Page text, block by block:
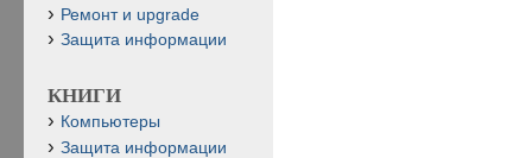
Ремонт и upgrade
Защита информации
КНИГИ
Компьютеры
Защита информации